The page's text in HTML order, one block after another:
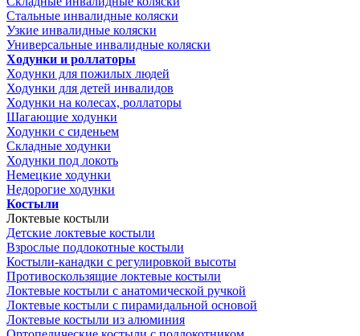
Стальные инвалидные коляски
Узкие инвалидные коляски
Универсальные инвалидные коляски
Ходунки и роллаторы
Ходунки для пожилых людей
Ходунки для детей инвалидов
Ходунки на колесах, роллаторы
Шагающие ходунки
Ходунки с сиденьем
Складные ходунки
Ходунки под локоть
Немецкие ходунки
Недорогие ходунки
Костыли
Локтевые костыли
Детские локтевые костыли
Взрослые подлокотные костыли
Костыли-канадки с регулировкой высоты
Противоскользящие локтевые костыли
Локтевые костыли с анатомической ручкой
Локтевые костыли с пирамидальной основой
Локтевые костыли из алюминия